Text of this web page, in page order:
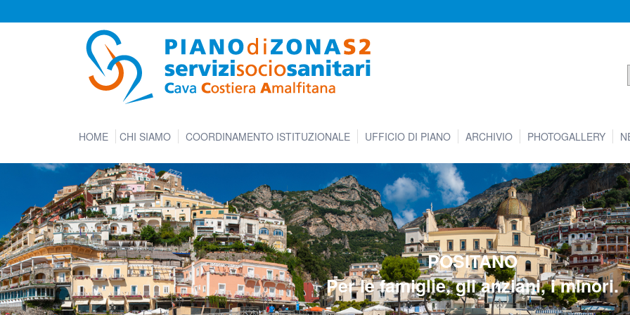
HOME CHI SIAMO COORDINAMENTO ISTITUZIONALE UFFICIO DI PIANO ARCHIVIO PHOTOGALLERY
POSITANO
Per le famiglie, gli anziani, i minori.